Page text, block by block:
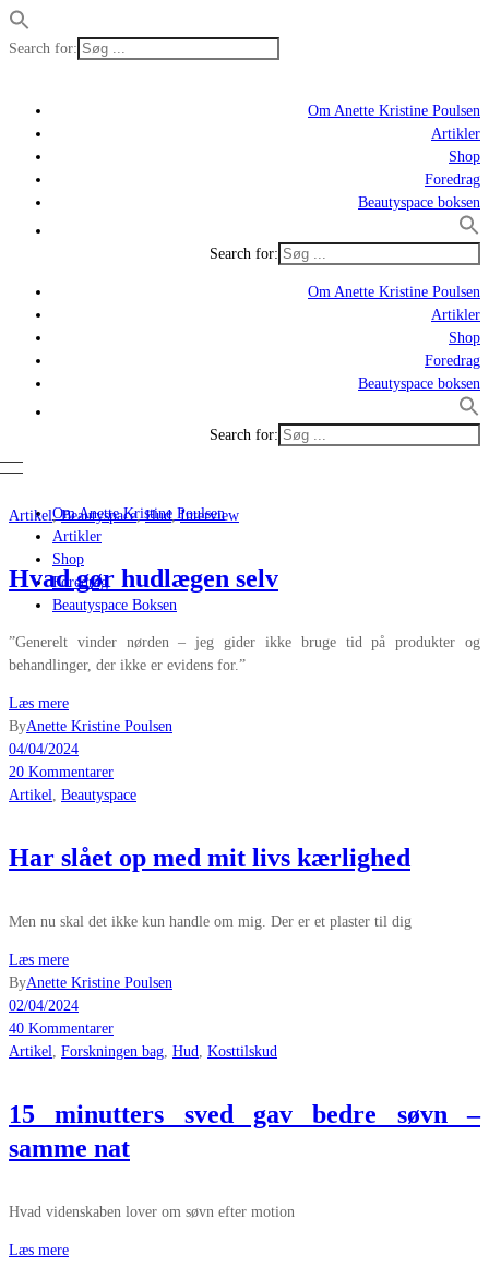
Search for:
Om Anette Kristine Poulsen
Artikler
Shop
Foredrag
Beautyspace boksen
Search for:
Om Anette Kristine Poulsen
Artikler
Shop
Foredrag
Beautyspace boksen
Search for:
Om Anette Kristine Poulsen
Artikler
Shop
Foredrag
Beautyspace Boksen
Artikel,Beautyspace,Hud,Interview
Hvad gør hudlægen selv
”Generelt vinder nørden – jeg gider ikke bruge tid på produkter og
behandlinger, der ikke er evidens for.”
Læs mere
ByAnette Kristine Poulsen
04/04/2024
20 Kommentarer
Artikel
Beautyspace
Har slået op med mit livs kærlighed
Men nu skal det ikke kun handle om mig. Der er et plaster til dig
Læs mere
ByAnette Kristine Poulsen
02/04/2024
40 Kommentarer
Artikel Forskningen bag Hud Kosttilskud
15 minutters sved gav bedre søvn –
samme nat
Hvad videnskaben lover om søvn efter motion
Læs mere